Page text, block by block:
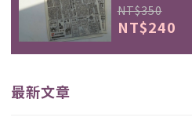
NT$350
NT$240
最新文章